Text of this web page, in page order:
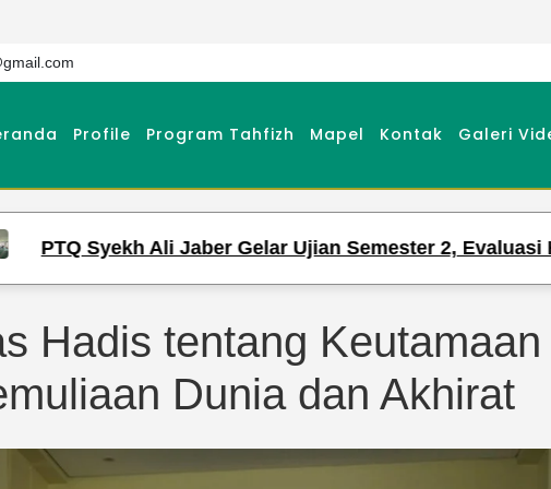
Profile Program Tahfizh Mapel Kontak Galeri
Ali Jaber Gelar Ujian Semester 2, Evaluasi Hafalan dan
Hadis tentang
Dunia dan Akhirat